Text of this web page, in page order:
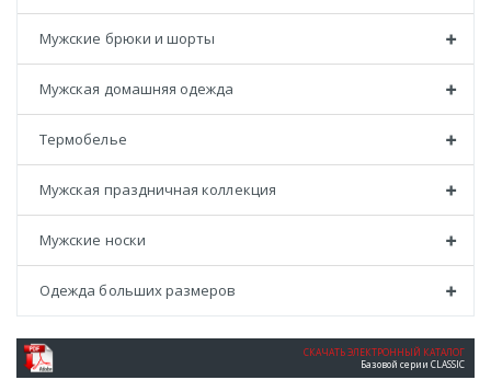
Мужские брюки и шорты
Мужская домашняя одежда
Термобелье
Мужская праздничная коллекция
Мужские носки
Одежда больших размеров
СКАЧАТЬ ЭЛЕКТРОННЫЙ КАТАЛОГ
Базовой серии CLASSIC